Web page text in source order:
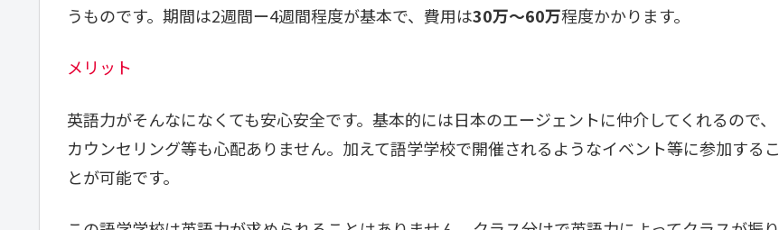
うものです。期間は2週間ー4週間程度が基本で、費用は30万～60万程度かかります。
メリット
英語力がそんなになくても安心安全です。基本的には日本のエージェントに仲介してくれるので、
カウンセリング等も心配ありません。加えて語学学校で開催されるようなイベント等に参加するこ
とが可能です。